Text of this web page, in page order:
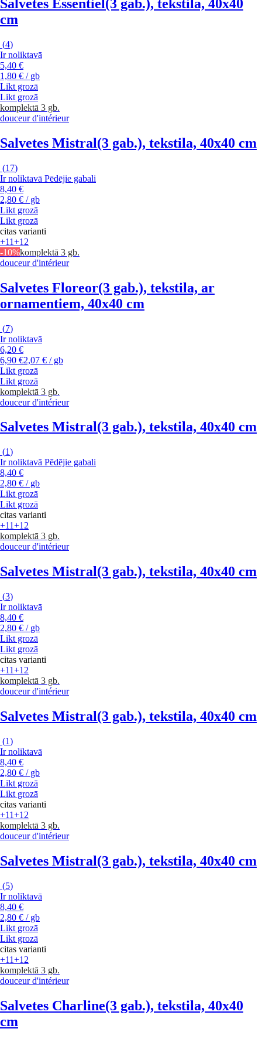
Salvetes Essentiel (3 gab.), tekstila, 40x40
cm
(4)
Ir noliktavā
5,40 €
1,80 € / gb
Likt grozā
Likt grozā
komplektā 3 gb.
douceur d'intérieur
Salvetes Mistral(3 gab.), tekstila, 40x40 cm
(17)
Ir noliktavā Pēdējie gabali
8,40 €
2,80 € / gb
Likt grozā
Likt grozā
citas varianti
+11+12
-10%komplektā 3 gb.
douceur d'intérieur
Salvetes Floreor(3 gab.), tekstila, ar
ornamentiem, 40x40 cm
(7)
Ir noliktavā
6,20 €
6,90 €2,07 € / gb
Likt grozā
Likt grozā
komplektā 3 gb.
douceur d'intérieur
Salvetes Mistral(3 gab.), tekstila, 40x40 cm
(1)
Ir noliktavā Pēdējie gabali
8,40 €
2,80 € / gb
Likt grozā
Likt grozā
citas varianti
+11+12
komplektā 3 gb.
douceur d'intérieur
Salvetes Mistral(3 gab.), tekstila, 40x40 cm
(3)
Ir noliktavā
8,40 €
2,80 € / gb
Likt grozā
Likt grozā
citas varianti
+11+12
komplektā 3 gb.
douceur d'intérieur
Salvetes Mistral(3 gab.), tekstila, 40x40 cm
(1)
Ir noliktavā
8,40 €
2,80 € / gb
Likt grozā
Likt grozā
citas varianti
+11+12
komplektā 3 gb.
douceur d'intérieur
Salvetes Mistral(3 gab.), tekstila, 40x40 cm
(5)
Ir noliktavā
8,40 €
2,80 € / gb
Likt grozā
Likt grozā
citas varianti
+11+12
komplektā 3 gb.
douceur d'intérieur
Salvetes Charline(3 gab.), tekstila, 40x40
cm